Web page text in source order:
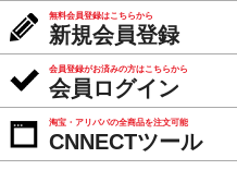
無料会員登録はこちらから
新規会員登録
会員登録がお済みの方はこちらから
会員ログイン
淘宝・アリババの全商品を注文可能
CNNECTツール